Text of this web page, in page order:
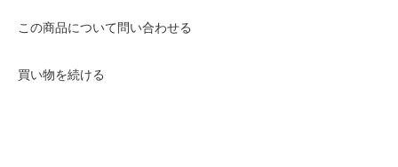
この商品について問い合わせる
買い物を続ける